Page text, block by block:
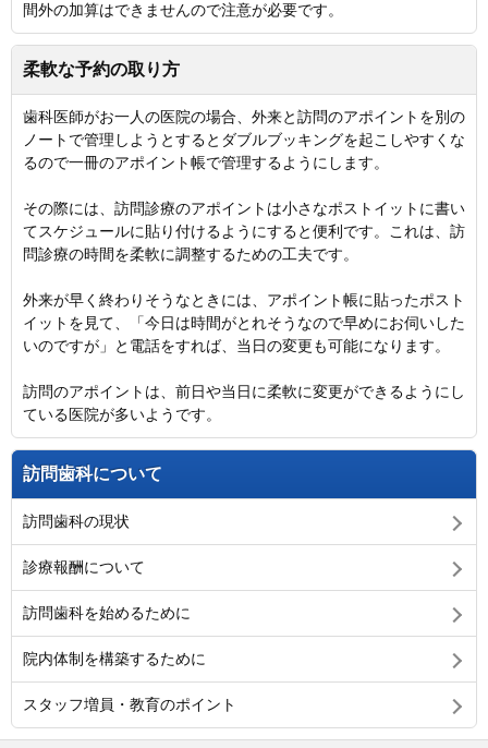
間外の加算はできませんので注意が必要です。
柔軟な予約の取り方
歯科医師がお一人の医院の場合、外来と訪問のアポイントを別の
ノートで管理しようとするとダブルブッキングを起こしやすくな
るので一冊のアポイント帳で管理するようにします。
その際には、訪問診療のアポイントは小さなポストイットに書い
てスケジュールに貼り付けるようにすると便利です。これは、訪
問診療の時間を柔軟に調整するための工夫です。
外来が早く終わりそうなときには、アポイント帳に貼ったポスト
イットを見て、「今日は時間がとれそうなので早めにお伺いした
いのですが」と電話をすれば、当日の変更も可能になります。
訪問のアポイントは、前日や当日に柔軟に変更ができるようにし
ている医院が多いようです。
訪問歯科について
訪問歯科の現状
診療報酬について
訪問歯科を始めるために
院内体制を構築するために
スタッフ増員・教育のポイント